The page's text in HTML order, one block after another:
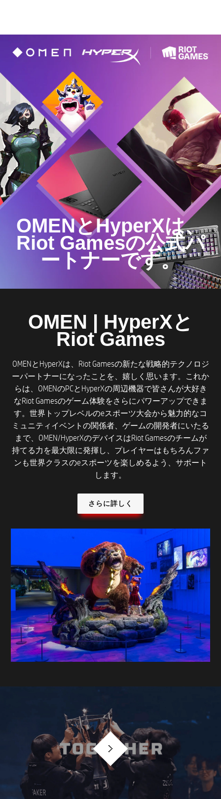
OMENとHyperXは、
Riot Gamesの公式パ
ートナーです。
OMEN | HyperXと
Riot Games
OMENとHyperXは、Riot Gamesの新たな戦略的テクノロジ
ーパートナーになったことを、嬉しく思います。これか
らは、OMENのPCとHyperXの周辺機器で皆さんが大好き
なRiot Gamesのゲーム体験をさらにパワーアップできま
す。世界トップレベルのeスポーツ大会から魅力的なコ
ミュニティイベントの関係者、ゲームの開発者にいたる
まで、OMEN/HyperXのデバイスはRiot Gamesのチームが
持てる力を最大限に発揮し、プレイヤーはもちろんファ
ンも世界クラスのeスポーツを楽しめるよう、サポート
します。
さらに詳しく